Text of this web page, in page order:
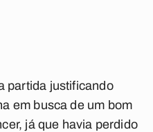
partida justificando
em busca de um bom
já que havia perdido